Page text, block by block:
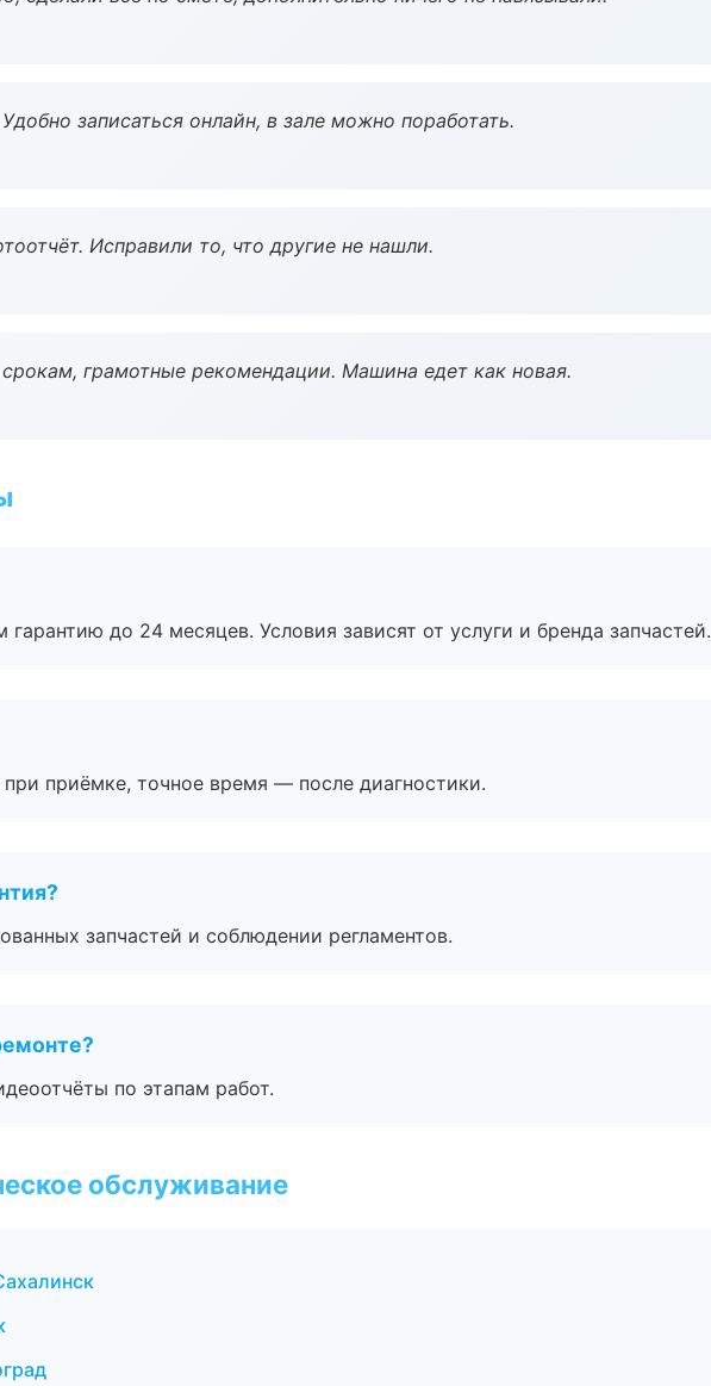
записаться онлайн, в зале можно поработать.
Исправили то, что другие не нашли.
грамотные рекомендации. Машина едет как новая.
до 24 месяцев. Условия зависят от услуги и бренда запчастей.
приёмке, точное время — после диагностики.
запчастей и соблюдении регламентов.
по этапам работ.
обслуживание